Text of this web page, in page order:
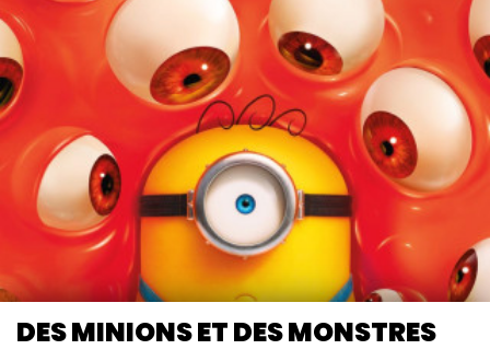
DES MINIONS ET DES MONSTRES